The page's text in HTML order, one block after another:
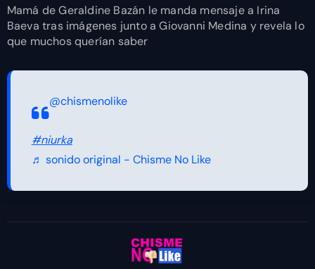
Mamá de Geraldine Bazán le manda mensaje a Irina
Baeva tras imágenes junto a Giovanni Medina y revela lo
que muchos querían saber
@chismenolike
#niurka
♬ sonido original - Chisme No Like